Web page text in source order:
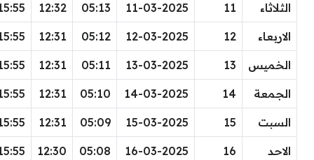
الثلاثاء 11
11-03-2025
05:13
12:32
الاربعاء 12
12-03-2025
05:12
12:31
الخميس 13
13-03-2025
05:11
12:31
الجمعة 14
14-03-2025
05:10
12:31
السبت 15
15-03-2025
05:09
12:31
الاحد 16
16-03-2025
05:08
12:30